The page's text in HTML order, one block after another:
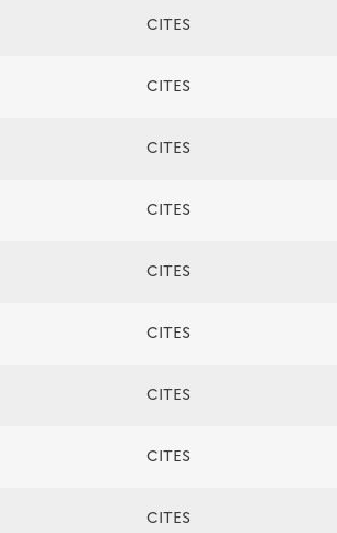
CITES
CITES
CITES
CITES
CITES
CITES
CITES
CITES
CITES